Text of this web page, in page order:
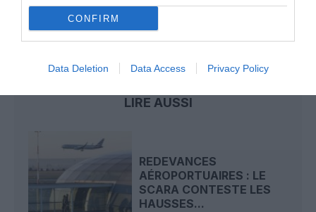
CONFIRM
Data Deletion Data Access Privacy Policy
LIRE AUSSI
REDEVANCES
AÉROPORTUAIRES : LE
SCARA CONTESTE LES
HAUSSES...